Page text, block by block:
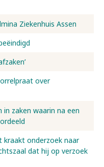
Ziekenhuis Assen
over
zaken waarin na een
kraakt onderzoek naar
dat hij op verzoek